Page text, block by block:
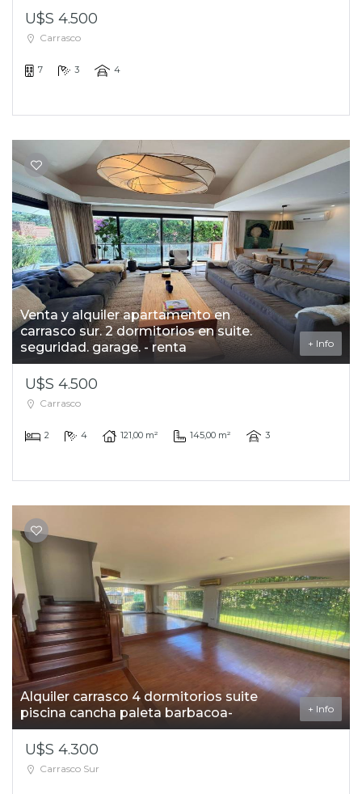
U$S 4.500
Carrasco
7 3 4
Venta y alquiler apartamento en
carrasco sur. 2 dormitorios en suite.
seguridad. garage. - renta
+ Info
U$S 4.500
Carrasco
2 4 121,00 m² 145,00 m² 3
Alquiler carrasco 4 dormitorios suite
piscina cancha paleta barbacoa-
+ Info
U$S 4.300
Carrasco Sur